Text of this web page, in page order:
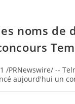
noms de
/PRNewswire/ --
aujourd'hui un